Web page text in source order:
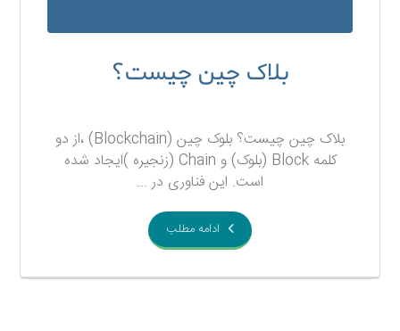
بلاک چین چیست؟
بلاک چین چیست؟ بلوک چین (Blockchain) ،از دو
کلمه Block (بلوک) و Chain (زنجیره )ایجاد شده
است. این فناوری در ...
ادامه مطلب